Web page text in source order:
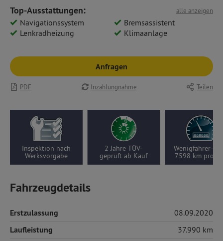
alle anzeigen
Top-Ausstattungen:
Navigationssystem
Bremsassistent
Lenkradheizung
Klimaanlage
Anfragen
PDF Inzahlungnahme Teilen
Inspektion nach
Werksvorgabe
2 Jahre TÜV-
geprüft ab Kauf
Wenigfahrer-
7598 km pro
Fahrzeugdetails
Erstzulassung 08.09.2020
Laufleistung 37.990 km